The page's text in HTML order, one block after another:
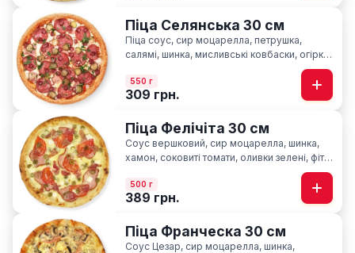
Піца Селянська 30 см
Піца соус, сир моцарелла, петрушка,
салямі, шинка, мисливські ковбаски, огірки
550 г
309 грн.
Піца Фелічіта 30 см
Соус вершковий, сир моцарелла, шинка,
хамон, соковиті томати, оливки зелені, фіта,
500 г
389 грн.
Піца Франческа 30 см
Соус Цезар, сир моцарелла, шинка,